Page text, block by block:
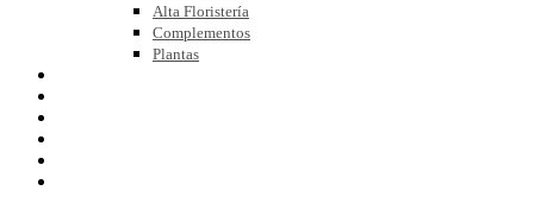
Alta Floristería
Complementos
Plantas